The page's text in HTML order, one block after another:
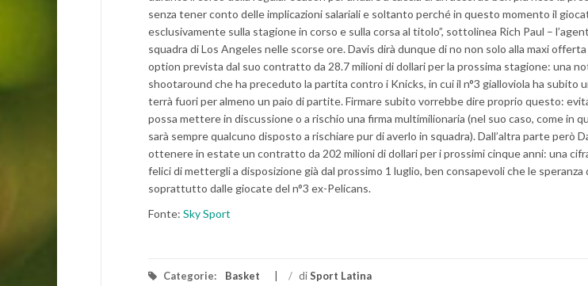
senza tener conto delle implicazioni salariali e soltanto perché in questo momento il
esclusivamente sulla stagione in corso e sulla corsa al titolo”, sottolinea Rich Paul –
squadra di Los Angeles nelle scorse ore. Davis dirà dunque di no non solo alla maxi
option prevista dal suo contratto da 28.7 milioni di dollari per la prossima stagione: una
shootaround che ha preceduto la partita contro i Knicks, in cui il n°3 gialloviola ha subito
terrà fuori per almeno un paio di partite. Firmare subito vorrebbe dire proprio questo:
possa mettere in discussione o a rischio una firma multimilionaria (nel suo caso, come in
sarà sempre qualcuno disposto a rischiare pur di averlo in squadra). Dall’altra parte però
ottenere in estate un contratto da 202 milioni di dollari per i prossimi cinque anni: una
felici di mettergli a disposizione già dal prossimo 1 luglio, ben consapevoli che le
soprattutto dalle giocate del n°3 ex-Pelicans.
Fonte: Sky Sport
Categorie: Basket / diSport Latina